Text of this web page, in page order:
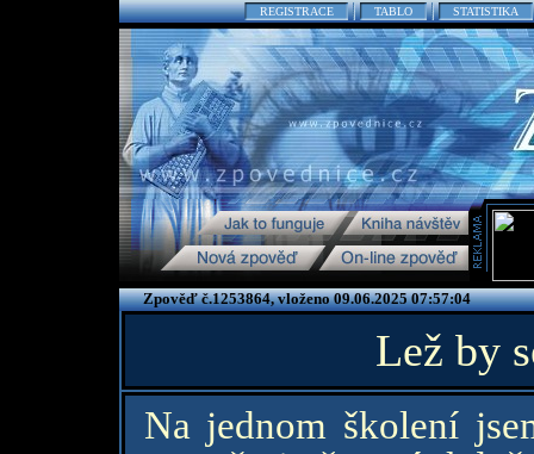
REGISTRACE TABLO STATISTIKA
Zpověď č.1253864, vloženo 09.06.2025 07:57:04
Lež by
Na jednom školení